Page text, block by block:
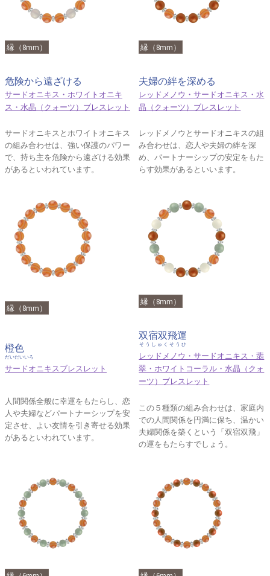
縁（8mm）
危険から遠ざける
サードオニキス・ホワイトオニキ
ス・水晶（クォーツ）ブレスレット
サードオニキスとホワイトオニキス
の組み合わせは、強い保護のパワー
で、持ち主を危険から遠ざける効果
があるといわれています。
縁（8mm）
夫婦の絆を深める
レッドメノウ・サードオニキス・水
晶（クォーツ）ブレスレット
レッドメノウとサードオニキスの組
み合わせは、恋人や夫婦の絆を深
め、パートナーシップの安定をもた
らす効果があるといいます。
縁（8mm）
橙色
だいだいいろ
サードオニキスブレスレット
人間関係全般に幸運をもたらし、恋
人や夫婦などパートナーシップを安
定させ、よい友情を引き寄せる効果
があるといわれています。
縁（8mm）
双宿双飛運
そうしゅくそうひ
レッドメノウ・サードオニキス・翡
翠・ホワイトコーラル・水晶（クォ
ーツ）ブレスレット
この５種類の組み合わせは、家庭内
での人間関係を円満に保ち、温かい
夫婦関係を築くという「双宿双飛」
の運をもたらすでしょう。